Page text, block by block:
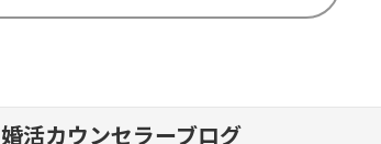
婚活カウンセラーブログ